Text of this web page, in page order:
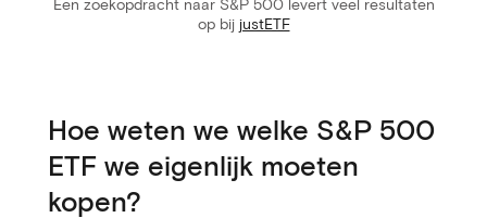
Een zoekopdracht naar S&P 500 levert veel resultaten
op bij justETF
Hoe weten we welke S&P 500
ETF we eigenlijk moeten
kopen?